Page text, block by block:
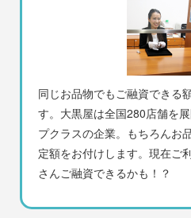
同じお品物でもご融資できる
す。大黒屋は全国280店舗を
プクラスの企業。もちろんお
定額をお付けします。現在ご
さんご融資できるかも！？